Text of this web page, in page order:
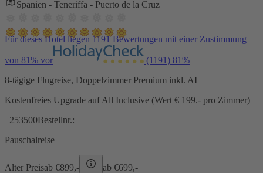
Spanien - Teneriffa - Puerto de la Cruz
Für dieses Hotel liegen 1191 Bewertungen mit einer Zustimmung
von 81% vor (1191) 81%
8-tägige Flugreise, Doppelzimmer Premium inkl. AI
Kostenfreies Upgrade auf All Inclusive (Wert € 199.- pro Zimmer)
253500Bestellnr.:
Pauschalreise
Alter Preisab €899,- ab €699,-